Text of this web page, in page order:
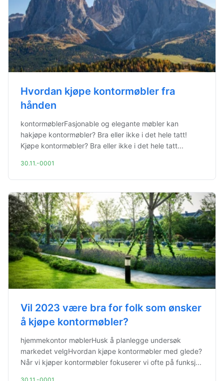
Hvordan kjøpe kontormøbler fra
hånden
kontormøblerFasjonable og elegante møbler kan
hakjøpe kontormøbler? Bra eller ikke i det hele tatt!
Kjøpe kontormøbler? Bra eller ikke i det hele tatt...
30.11.-0001
Vil 2023 være bra for folk som ønsker
å kjøpe kontormøbler?
hjemmekontor møblerHusk å planlegge undersøk
markedet velgHvordan kjøpe kontormøbler med glede?
Når vi kjøper kontormøbler fokuserer vi ofte på funksj...